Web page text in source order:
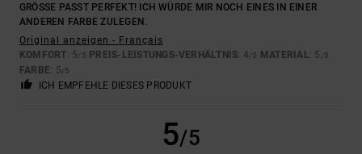
GRÖSSE PASST PERFEKT! ICH WÜRDE MIR NOCH EINES IN EINER A
NDEREN FARBE ZULEGEN.
Original anzeigen - Français
KOMFORT: 5/5 PREIS-LEISTUNGS-VERHÄLTNIS: 4/5 MATERIAL : 5 /5
FARBE: 5/5
ICH EMPFEHLE DIESES PRODUKT
5/5